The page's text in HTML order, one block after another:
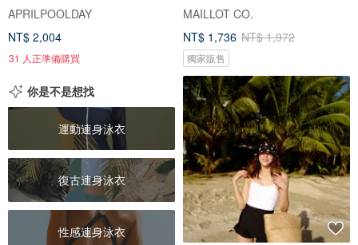
APRILPOOLDAY
NT$ 2,004
31 人正準備購買
MAILLOT CO.
NT$ 1,736 NT$ 1,972
獨家販售
你是不是想找
運動連身泳衣
復古連身泳衣
性感連身泳衣